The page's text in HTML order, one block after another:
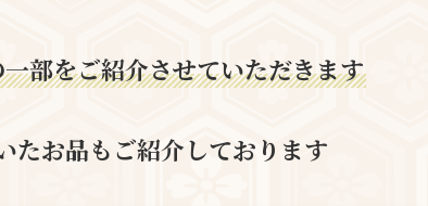
部をご紹介させていただきます
たお品もご紹介しております